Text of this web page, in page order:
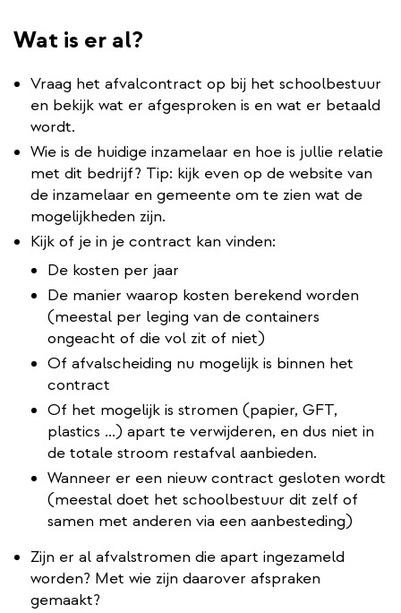
Wat is er al?
Vraag het afvalcontract op bij het schoolbestuur
en bekijk wat er afgesproken is en wat er betaald
wordt.
Wie is de huidige inzamelaar en hoe is jullie relatie
met dit bedrijf? Tip: kijk even op de website van
de inzamelaar en gemeente om te zien wat de
mogelijkheden zijn.
Kijk of je in je contract kan vinden:
De kosten per jaar
De manier waarop kosten berekend worden
(meestal per leging van de containers
ongeacht of die vol zit of niet)
Of afvalscheiding nu mogelijk is binnen het
contract
Of het mogelijk is stromen (papier, GFT,
plastics ...) apart te verwijderen, en dus niet in
de totale stroom restafval aanbieden.
Wanneer er een nieuw contract gesloten wordt
(meestal doet het schoolbestuur dit zelf of
samen met anderen via een aanbesteding)
Zijn er al afvalstromen die apart ingezameld
worden? Met wie zijn daarover afspraken
gemaakt?